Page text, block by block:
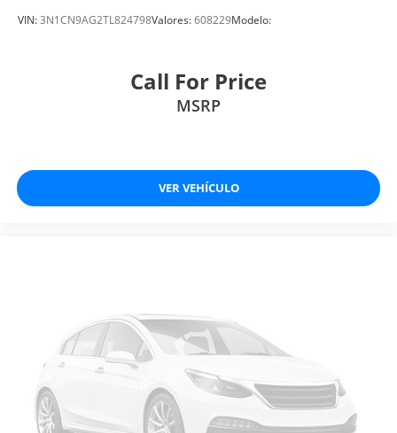
VIN:3N1CN9AG2TL824798Valores:608229Modelo:
Call For Price
MSRP
VER VEHÍCULO